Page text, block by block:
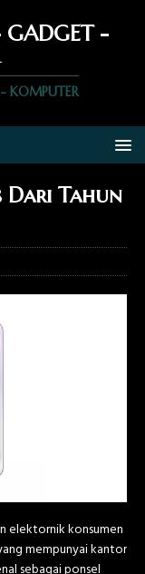
GADGET -
KOMPUTER
Dari Tahun
elektornik konsumen
mempunyai kantor